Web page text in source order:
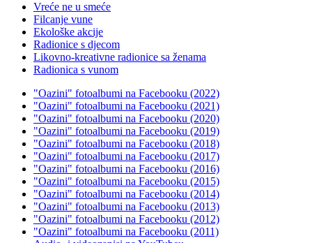
Vreće ne u smeće
Filcanje vune
Ekološke akcije
Radionice s djecom
Likovno-kreativne radionice sa ženama
Radionica s vunom
"Oazini" fotoalbumi na Facebooku (2022)
"Oazini" fotoalbumi na Facebooku (2021)
"Oazini" fotoalbumi na Facebooku (2020)
"Oazini" fotoalbumi na Facebooku (2019)
"Oazini" fotoalbumi na Facebooku (2018)
"Oazini" fotoalbumi na Facebooku (2017)
"Oazini" fotoalbumi na Facebooku (2016)
"Oazini" fotoalbumi na Facebooku (2015)
"Oazini" fotoalbumi na Facebooku (2014)
"Oazini" fotoalbumi na Facebooku (2013)
"Oazini" fotoalbumi na Facebooku (2012)
"Oazini" fotoalbumi na Facebooku (2011)